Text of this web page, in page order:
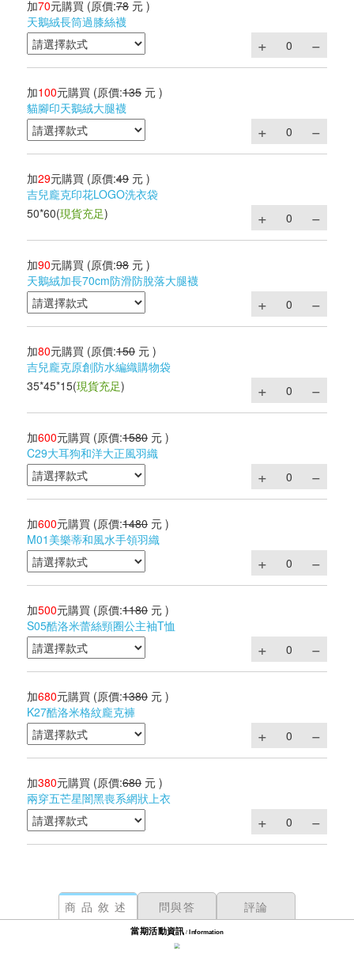
加70元購買 (原價:78 元 )
天鵝絨長筒過膝絲襪
加100元購買 (原價:135 元 )
貓腳印天鵝絨大腿襪
加29元購買 (原價:49 元 )
吉兒龐克印花LOGO洗衣袋
50*60(現貨充足)
加90元購買 (原價:98 元 )
天鵝絨加長70cm防滑防脫落大腿襪
加80元購買 (原價:150 元 )
吉兒龐克原創防水編織購物袋
35*45*15(現貨充足)
加600元購買 (原價:1580 元 )
C29大耳狗和洋大正風羽織
加600元購買 (原價:1480 元 )
M01美樂蒂和風水手領羽織
加500元購買 (原價:1180 元 )
S05酷洛米蕾絲頸圈公主袖T恤
加680元購買 (原價:1380 元 )
K27酷洛米格紋龐克褲
加380元購買 (原價:680 元 )
兩穿五芒星闇黑喪系網狀上衣
商品敘述 問與答 評論